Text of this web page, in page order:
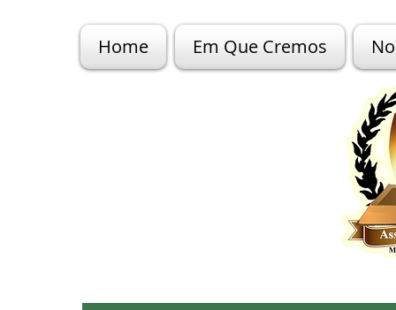
Home Em Que Cremos